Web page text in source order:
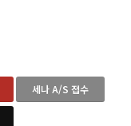
세나 A/S 접수